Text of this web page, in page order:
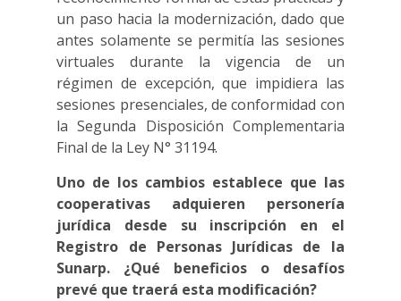
un paso hacia la modernización, dado que
antes solamente se permitía las sesiones
virtuales durante la vigencia de un
régimen de excepción, que impidiera las
sesiones presenciales, de conformidad con
la Segunda Disposición Complementaria
Final de la Ley N° 31194.
Uno de los cambios establece que las
cooperativas adquieren personería
jurídica desde su inscripción en el
Registro de Personas Jurídicas de la
Sunarp. ¿Qué beneficios o desafíos
prevé que traerá esta modificación?